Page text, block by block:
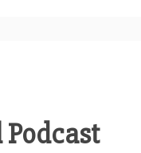
Podcast